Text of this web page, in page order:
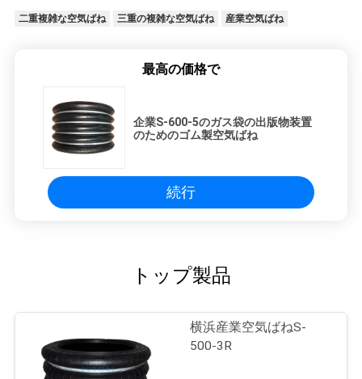
二重複雑な空気ばね 三重の複雑な空気ばね 産業空気ばね
最高の価格で
企業S-600-5のガス袋の出版物装置
のためのゴム製空気ばね
続行
トップ製品
横浜産業空気ばねS-
500-3R